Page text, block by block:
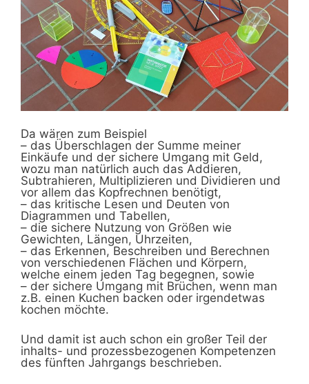
Da wären zum Beispiel
– das Überschlagen der Summe meiner
Einkäufe und der sichere Umgang mit Geld,
wozu man natürlich auch das Addieren,
Subtrahieren, Multiplizieren und Dividieren und
vor allem das Kopfrechnen benötigt,
– das kritische Lesen und Deuten von
Diagrammen und Tabellen,
– die sichere Nutzung von Größen wie
Gewichten, Längen, Uhrzeiten,
– das Erkennen, Beschreiben und Berechnen
von verschiedenen Flächen und Körpern,
welche einem jeden Tag begegnen, sowie
– der sichere Umgang mit Brüchen, wenn man
z.B. einen Kuchen backen oder irgendetwas
kochen möchte.
Und damit ist auch schon ein großer Teil der
inhalts- und prozessbezogenen Kompetenzen
des fünften Jahrgangs beschrieben.